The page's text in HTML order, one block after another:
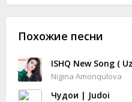
Похожие песни
ISHQ New Song (
Nigina Amonqulova
Чудои | Judoi